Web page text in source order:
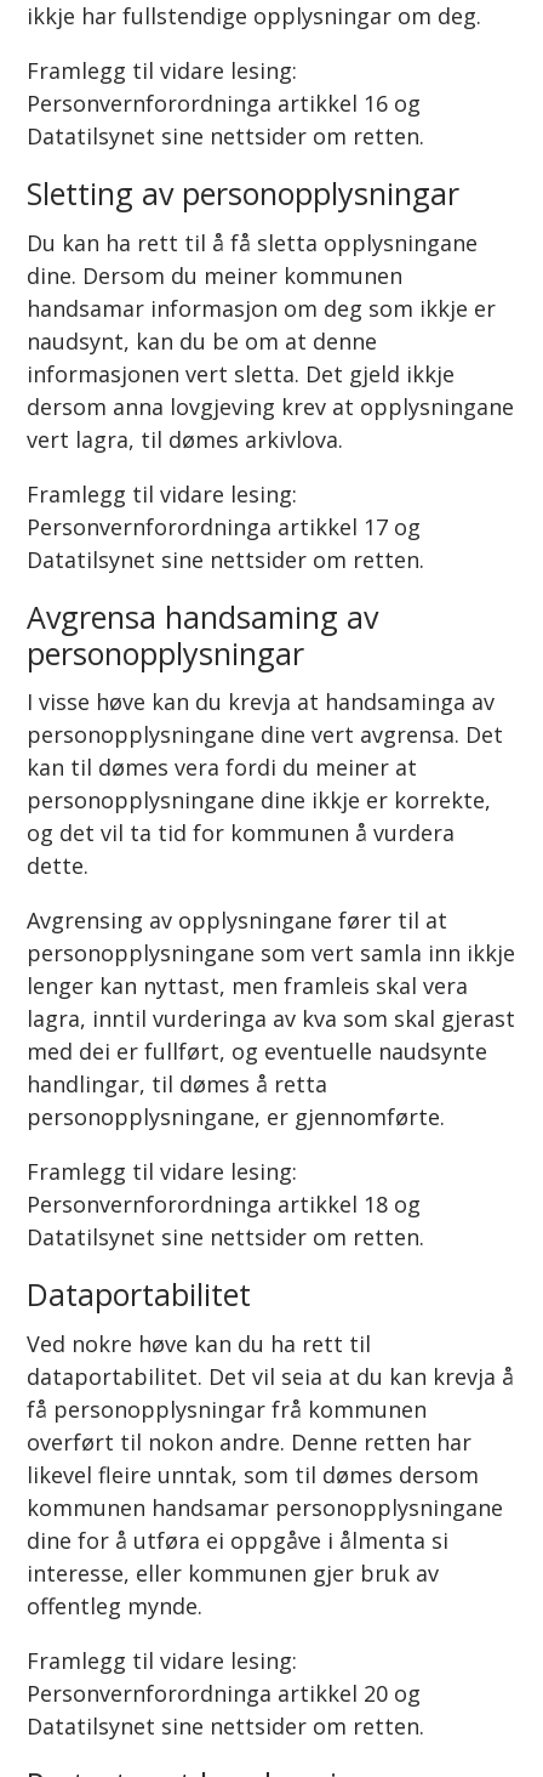
ikkje har fullstendige opplysningar om deg.
Framlegg til vidare lesing:
Personvernforordninga artikkel 16 og
Datatilsynet sine nettsider om retten.
Sletting av personopplysningar
Du kan ha rett til å få sletta opplysningane
dine. Dersom du meiner kommunen
handsamar informasjon om deg som ikkje er
naudsynt, kan du be om at denne
informasjonen vert sletta. Det gjeld ikkje
dersom anna lovgjeving krev at opplysningane
vert lagra, til dømes arkivlova.
Framlegg til vidare lesing:
Personvernforordninga artikkel 17 og
Datatilsynet sine nettsider om retten.
Avgrensa handsaming av
personopplysningar
I visse høve kan du krevja at handsaminga av
personopplysningane dine vert avgrensa. Det
kan til dømes vera fordi du meiner at
personopplysningane dine ikkje er korrekte,
og det vil ta tid for kommunen å vurdera
dette.
Avgrensing av opplysningane fører til at
personopplysningane som vert samla inn ikkje
lenger kan nyttast, men framleis skal vera
lagra, inntil vurderinga av kva som skal gjerast
med dei er fullført, og eventuelle naudsynte
handlingar, til dømes å retta
personopplysningane, er gjennomførte.
Framlegg til vidare lesing:
Personvernforordninga artikkel 18 og
Datatilsynet sine nettsider om retten.
Dataportabilitet
Ved nokre høve kan du ha rett til
dataportabilitet. Det vil seia at du kan krevja å
få personopplysningar frå kommunen
overført til nokon andre. Denne retten har
likevel fleire unntak, som til dømes dersom
kommunen handsamar personopplysningane
dine for å utføra ei oppgåve i ålmenta si
interesse, eller kommunen gjer bruk av
offentleg mynde.
Framlegg til vidare lesing:
Personvernforordninga artikkel 20 og
Datatilsynet sine nettsider om retten.